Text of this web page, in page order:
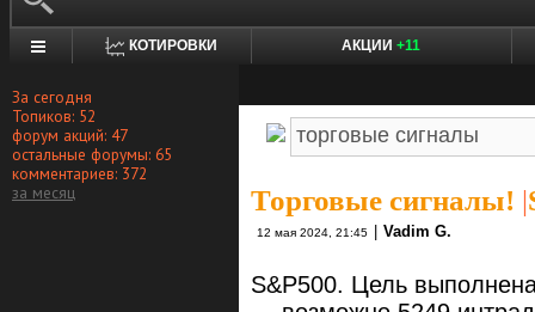
КОТИРОВКИ АКЦИИ +11
За сегодня
Топиков: 52
форум акций: 47
остальные форумы: 65
комментариев: 372
за месяц
Торговые сигналы! |
12 мая 2024, 21:45 Vadim G.
S&P500. Цель